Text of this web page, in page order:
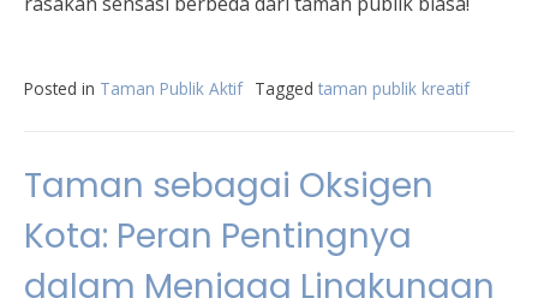
Posted in Taman Publik Aktif Tagged taman publik kreatif
Taman sebagai Oksigen
Kota: Peran Pentingnya
dalam Menjaga Lingkungan